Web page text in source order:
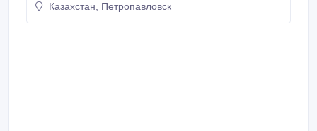
Казахстан, Петропавловск